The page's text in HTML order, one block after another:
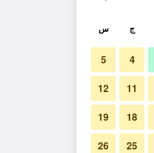
ج س
4
5
11
12
18
19
25
26